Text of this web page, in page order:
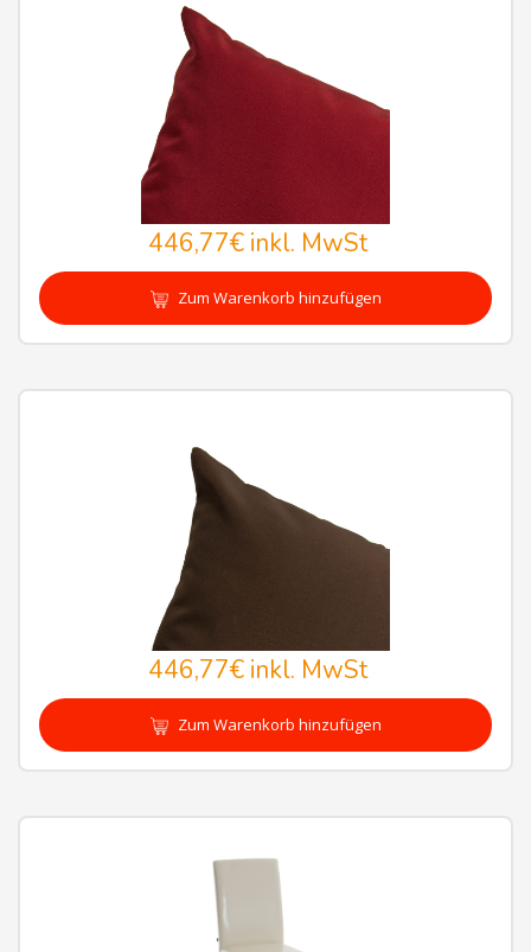
446,77€inkl. MwSt
Zum Warenkorb hinzufügen
446,77€inkl. MwSt
Zum Warenkorb hinzufügen